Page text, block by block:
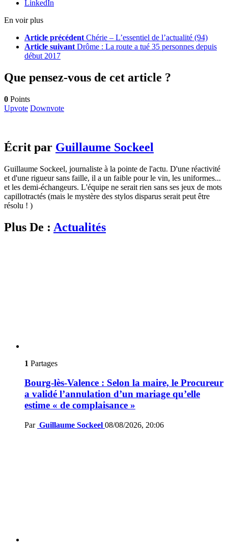
LinkedIn
En voir plus
Article précédent Chérie – L’essentiel de l’actualité (94)
Article suivant Drôme : La route a tué 35 personnes depuis
début 2017
Que pensez-vous de cet article ?
0 Points
Upvote Downvote
Écrit par Guillaume Sockeel
Guillaume Sockeel, journaliste à la pointe de l'actu. D'une réactivité
et d'une rigueur sans faille, il a un faible pour le vin, les uniformes...
et les demi-échangeurs. L'équipe ne serait rien sans ses jeux de mots
capillotractés (mais le mystère des stylos disparus serait peut être
résolu ! )
Plus De : Actualités
1 Partages
Bourg-lès-Valence : Selon la maire, le Procureur
a validé l’annulation d’un mariage qu’elle
estime « de complaisance »
Par Guillaume Sockeel 08/08/2026, 20:06